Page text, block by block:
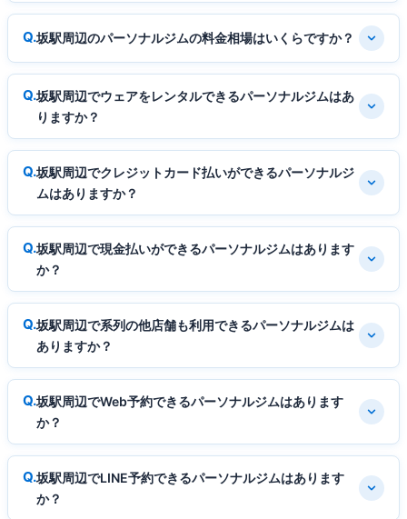
坂駅周辺のパーソナルジムの料金相場はいくらですか？
坂駅周辺でウェアをレンタルできるパーソナルジムはあ
りますか？
坂駅周辺でクレジットカード払いができるパーソナルジ
ムはありますか？
坂駅周辺で現金払いができるパーソナルジムはあります
か？
坂駅周辺で系列の他店舗も利用できるパーソナルジムは
ありますか？
坂駅周辺でWeb予約できるパーソナルジムはあります
か？
坂駅周辺でLINE予約できるパーソナルジムはあります
か？